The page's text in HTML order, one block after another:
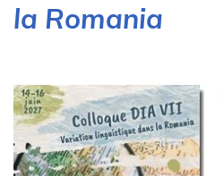
la Romania